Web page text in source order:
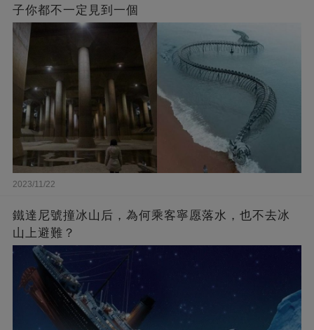
子你都不一定見到一個
2023/11/22
鐵達尼號撞冰山后，為何乘客寧愿落水，也不去冰
山上避難？